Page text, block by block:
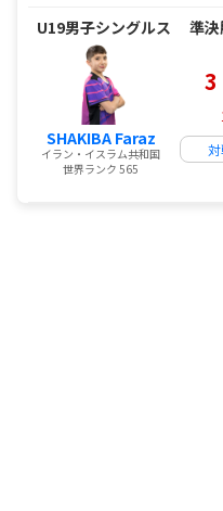
U19男子シングルス 準
SHAKIBA Faraz
イラン・イスラム共和国
世界ランク 565
3